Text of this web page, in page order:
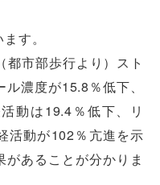
す。
市部歩行より）スト
濃度が15.8％低下、
動は19.4％低下、リ
活動が102％亢進を示
あることが分かりま